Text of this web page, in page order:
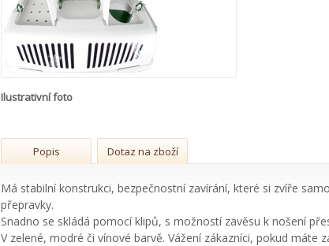
Ilustrativní foto
Popis Dotaz na zboží
Má stabilní konstrukci, bezpečnostní zavírání, které si zvíře
přepravky.
Snadno se skládá pomocí klipů, s možností zavěsu k nošení
V zelené, modré či vínové barvě. Vážení zákazníci, pokud máte